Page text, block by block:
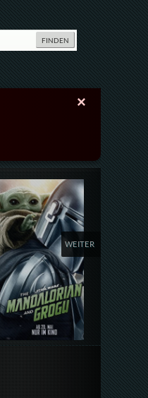
×
Details,Play
WEITER